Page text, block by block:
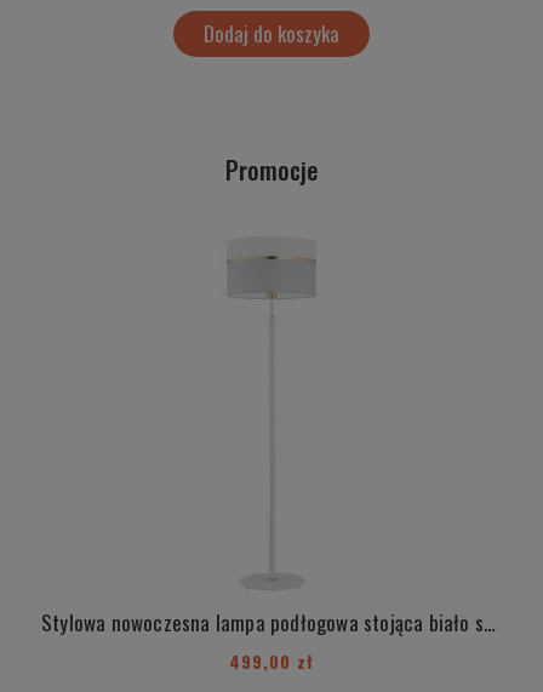
Dodaj do koszyka
Promocje
Stylowa nowoczesna lampa podłogowa stojąca biało szary abażur złoty dekor elementy mosiądzu KASER 4287
499,00 zł